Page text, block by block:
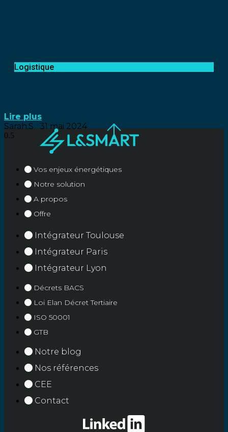
Logistique
Lire plus
Sarah.S 31 mai 2024
Vos enjeux énergétiques
Notre solution
A propos
Offre
Intégrateur Toulouse
Intégrateur Paris
Intégrateur Lyon
Décrets BACS
Loi Elan Décret Tertiaire
ISO 50001
GTB
Notre blog
Nos références
CEE
Contact